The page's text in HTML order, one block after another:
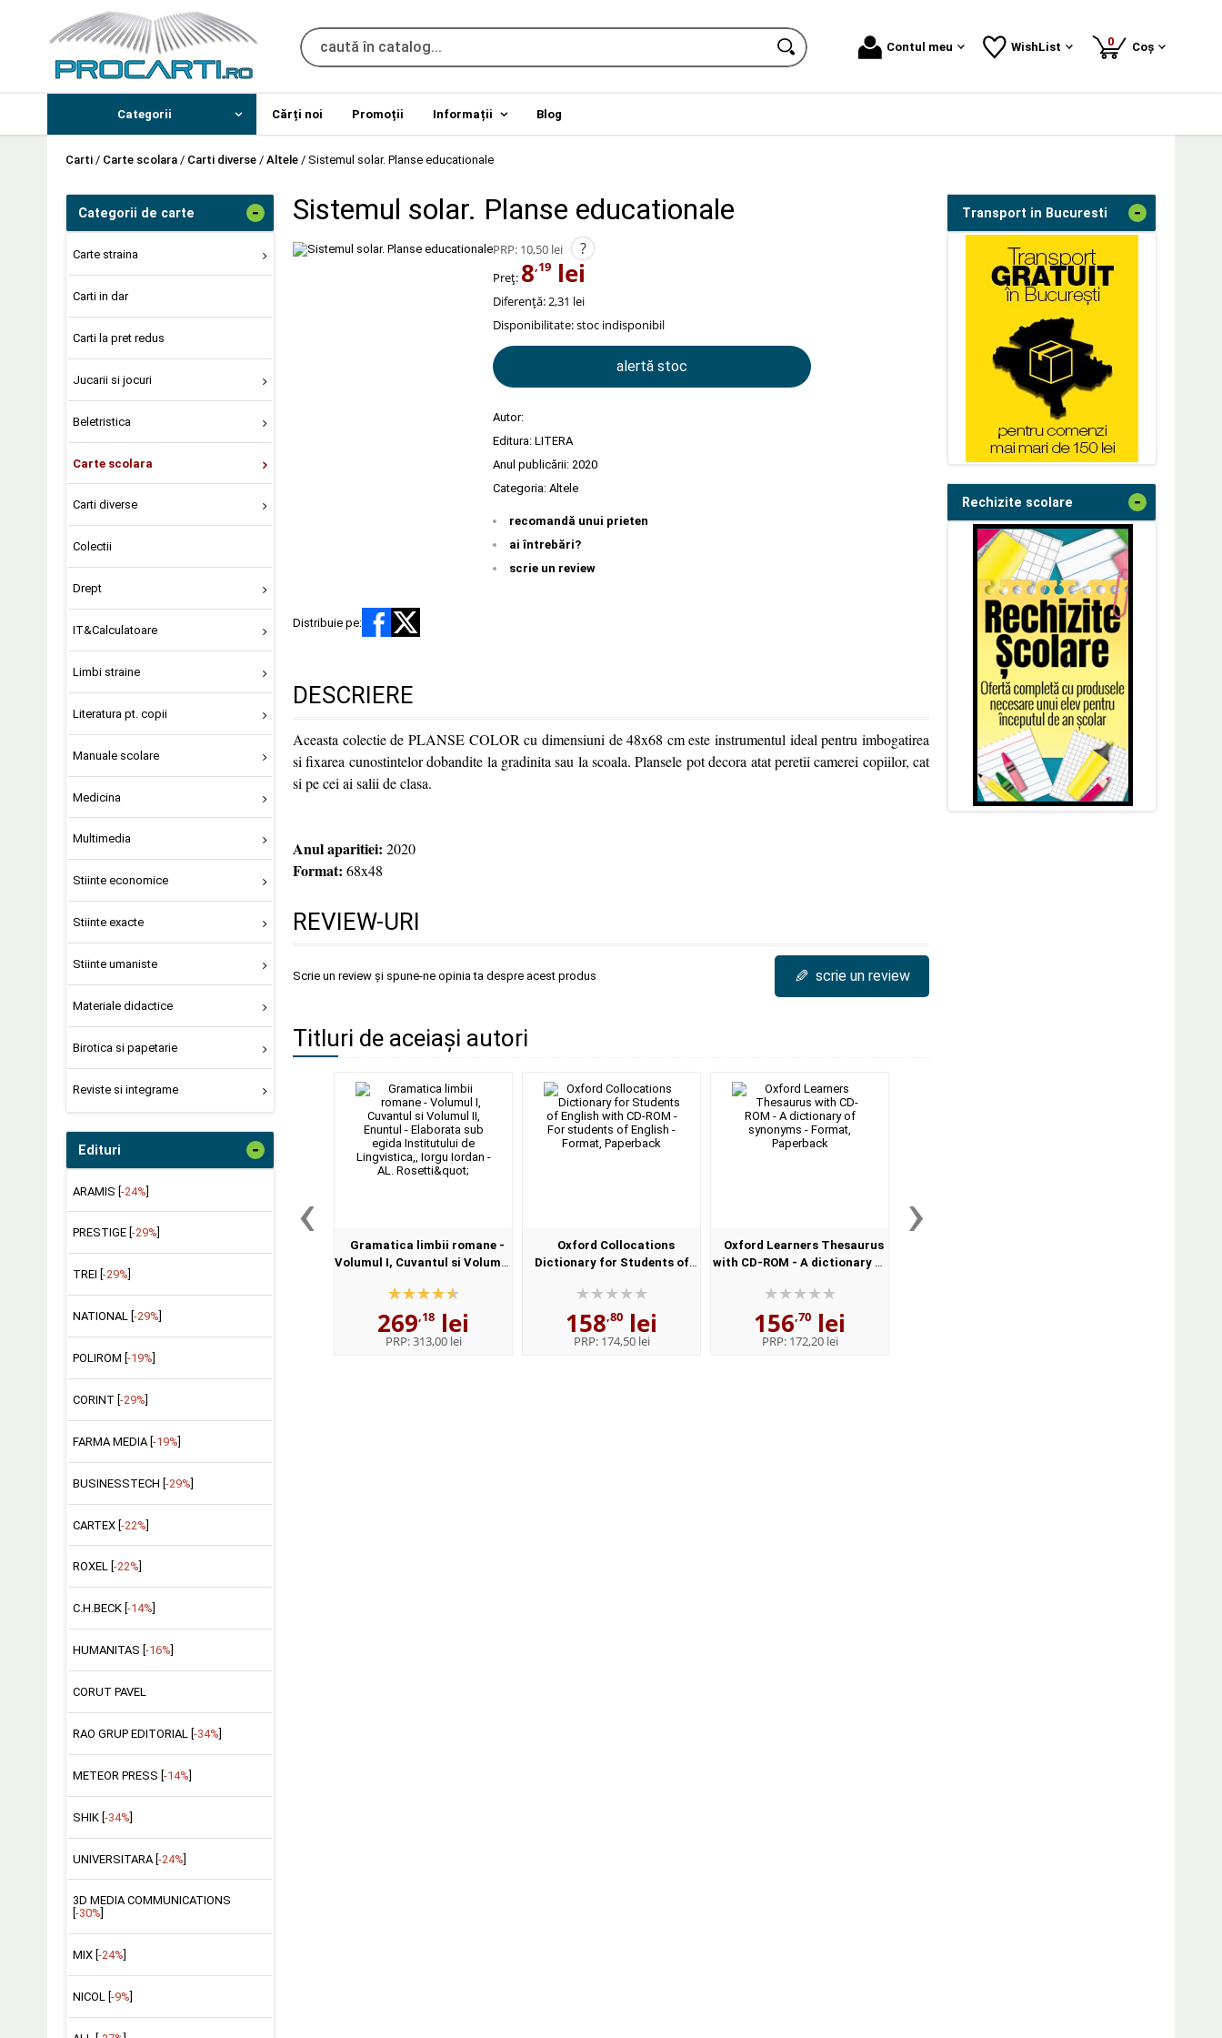
Contul meu WishList 0produse
Coș
Categorii Cărți noi Promoții Informații Blog
Carti / Carte scolara / Carti diverse / Altele / Sistemul solar. Planse educationale
Categorii de carte -
Carte straina
Carti in dar
Carti la pret redus
Jucarii si jocuri
Beletristica
Carte scolara
Carti diverse
Colectii
Drept
IT&Calculatoare
Limbi straine
Literatura pt. copii
Manuale scolare
Medicina
Multimedia
Stiinte economice
Stiinte exacte
Stiinte umaniste
Materiale didactice
Birotica si papetarie
Reviste si integrame
Edituri -
ARAMIS [-24%]
PRESTIGE [ -29%
TREI [ -29%
NATIONAL [ -29%
POLIROM [ -19%
CORINT [ -29%
FARMA MEDIA [ -19%
BUSINESSTECH [-29%]
CARTEX [-22%]
ROXEL [ -22%
C.H.BECK [ -14%
HUMANITAS [ -16%
CORUT PAVEL
RAO GRUP EDITORIAL [ -34%
METEOR PRESS [ -14%
SHIK [-34%]
UNIVERSITARA [-24%]
3D MEDIA COMMUNICATIONS
-30%
MIX [ -24%
NICOL [ -9%
Sistemul solar. Planse educationale
PRP: 10,50 lei ?
Preț: 8,19 lei
Diferență: 2,31 lei
Disponibilitate:stoc indisponibil
alertă stoc
Autor:
Editura: LITERA
Anul publicării: 2020
Categoria: Altele
recomandă unui prieten
ai întrebări?
scrie un review
Distribuie pe:
DESCRIERE
Aceasta colectie de PLANSE COLOR cu dimensiuni de 48x68 cm este instrumentul ideal pentru imbogatirea
si fixarea cunostintelor dobandite la gradinita sau la scoala. Plansele pot decora atat peretii camerei copiilor, cat
si pe cei ai salii de clasa.
Anul aparitiei: 2020
Format: 68x48
REVIEW-URI
Scrie un review și spune-ne opinia ta despre acest produs ✎ scrie un review
Titluri de aceiași autori
‹
Gramatica limbii romane -
Volumul I, Cuvantul si Volumul
egida Institutului de
Lingvistica,,...
269,18 lei
PRP:313,00 lei
Oxford Collocations
Dictionary for Students of
students of English - Format,
Paperback
158,80 lei
PRP: 174,50 lei
Oxford Learners Thesaurus
with CD-ROM - A dictionary of
Paperback
156,70 lei
PRP: 172,20 lei
›
Transport in Bucuresti -
Rechizite scolare -